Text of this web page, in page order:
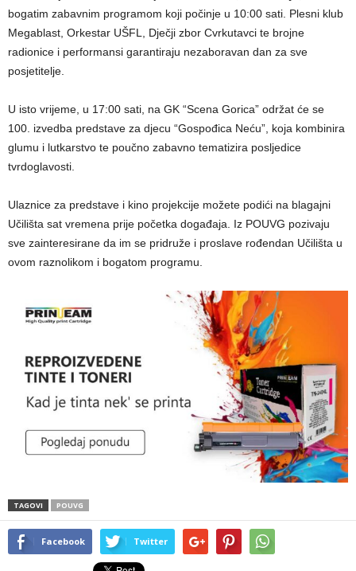
bogatim zabavnim programom koji počinje u 10:00 sati. Plesni klub
Megablast, Orkestar UŠFL, Dječji zbor Cvrkutavci te brojne
radionice i performansi garantiraju nezaboravan dan za sve
posjetitelje.
U isto vrijeme, u 17:00 sati, na GK “Scena Gorica” održat će se
100. izvedba predstave za djecu “Gospođica Neću”, koja kombinira
glumu i lutkarstvo te poučno zabavno tematizira posljedice
tvrdoglavosti.
Ulaznice za predstave i kino projekcije možete podići na blagajni
Učilišta sat vremena prije početka događaja. Iz POUVG pozivaju
sve zainteresirane da im se pridruže i proslave rođendan Učilišta u
ovom raznolikom i bogatom programu.
TAGOVI POUVG
Facebook Twitter